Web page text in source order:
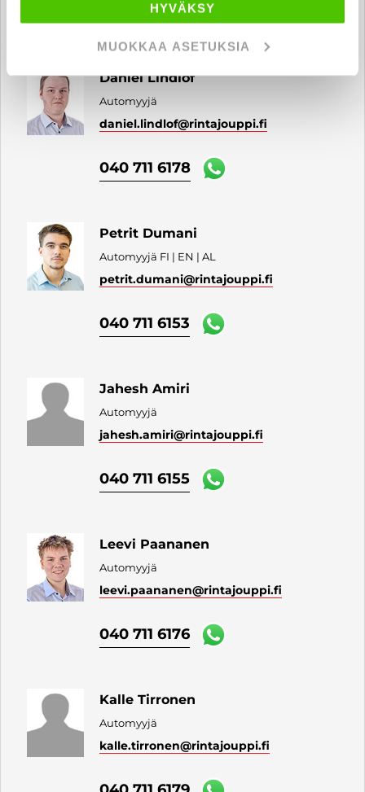
HYVÄKSY
MUOKKAA ASETUKSIA
040 711 6177
Daniel Lindlöf
Automyyjä
daniel.lindlof@rintajouppi.fi
040 711 6178
Petrit Dumani
Automyyjä FI | EN | AL
petrit.dumani@rintajouppi.fi
040 711 6153
Jahesh Amiri
Automyyjä
jahesh.amiri@rintajouppi.fi
040 711 6155
Leevi Paananen
Automyyjä
leevi.paananen@rintajouppi.fi
040 711 6176
Kalle Tirronen
Automyyjä
kalle.tirronen@rintajouppi.fi